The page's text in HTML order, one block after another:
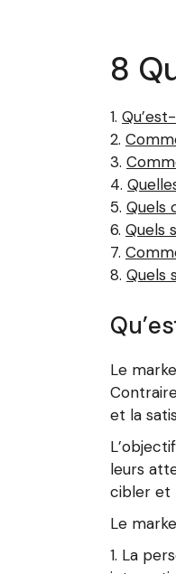
8
Quels
Quels
Quels
Le
et la
leurs
cibler et
Le
La